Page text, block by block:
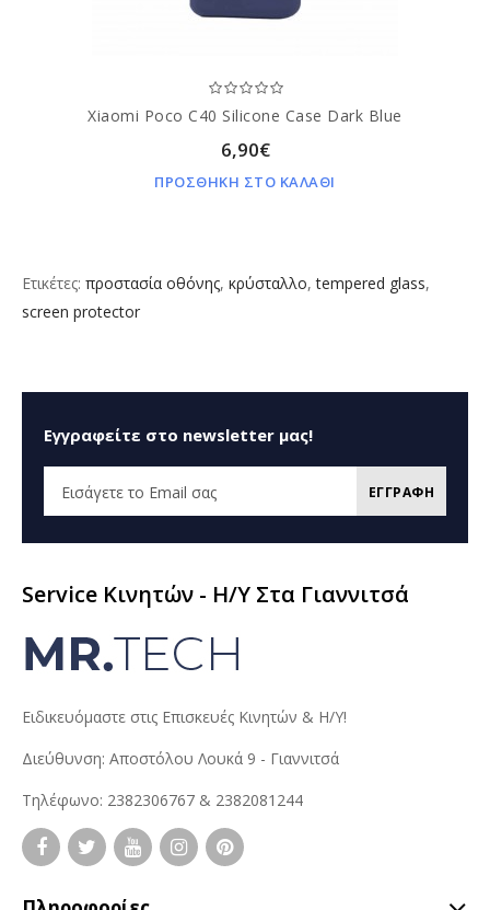
Xiaomi Poco C40 Silicone Case Dark Blue
6,90€
ΠΡΟΣΘΗΚΗ ΣΤΟ ΚΑΛΑΘΙ
Ετικέτες: προστασία οθόνης, κρύσταλλο,tempered glass,
screen protector
Εγγραφείτε στο newsletter μας!
ΕΓΓΡΑΦΗ
Service Κινητών - H/Y Στα Γιαννιτσά
Ειδικευόμαστε στις Επισκευές Κινητών & Η/Υ!
Διεύθυνση: Αποστόλου Λουκά 9 - Γιαννιτσά
Τηλέφωνο: 2382306767 & 2382081244